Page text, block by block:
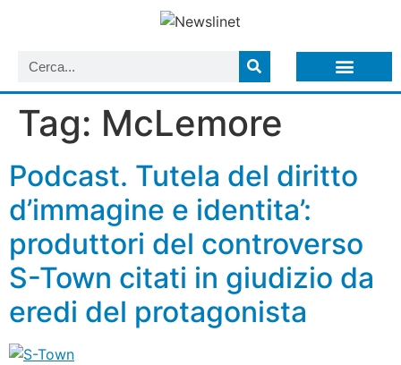
Tag: McLemore
Podcast. Tutela del diritto
d’immagine e identita’:
produttori del controverso
S-Town citati in giudizio da
eredi del protagonista